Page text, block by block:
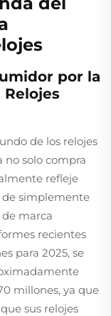
por la
de los relojes
no solo compra
refleje
de simplemente
marca
recientes
para 2025, se
millones, ya que
sus relojes